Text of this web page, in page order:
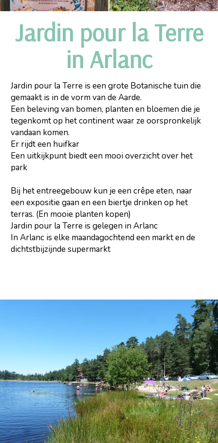
Jardin pour la Terre
in Arlanc
Jardin pour la Terre is een grote Botanische tuin die
gemaakt is in de vorm van de Aarde.
Een beleving van bomen, planten en bloemen die je
tegenkomt op het continent waar ze oorspronkelijk
vandaan komen.
Er rijdt een huifkar
Een uitkijkpunt biedt een mooi overzicht over het
park
Bij het entreegebouw kun je een crêpe eten, naar
een expositie gaan en een biertje drinken op het
terras. (En mooie planten kopen)
Jardin pour la Terre is gelegen in Arlanc
In Arlanc is elke maandagochtend een markt en de
dichtstbijzijnde supermarkt